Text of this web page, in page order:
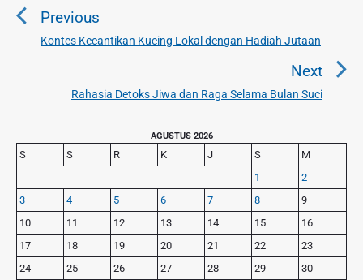
v
p
o
s
Previous
P
o
u
s
Kontes Kecantikan Kucing Lokal dengan Hadiah Jutaan
Next
N
t
:
Rahasia Detoks Jiwa dan Raga Selama Bulan Suci
r
i
m
a
r
y
S
AGUSTUS 2026
S S R K J S
M
1
2
3
4 5 6 7 8
9
10
11 12 13 14 15
16
17
18 19 20 21 22
23
24
25 26 27 28 29
30